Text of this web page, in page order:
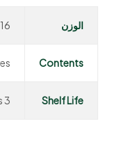
الوزن
Contents
Shelf Life
3 Years